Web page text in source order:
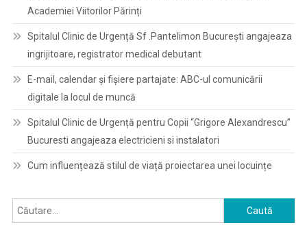
Academiei Viitorilor Părinți
Spitalul Clinic de Urgență Sf .Pantelimon București angajeaza
ingrijitoare, registrator medical debutant
E-mail, calendar şi fişiere partajate: ABC-ul comunicării
digitale la locul de muncă
Spitalul Clinic de Urgență pentru Copii “Grigore Alexandrescu”
Bucuresti angajeaza electricieni si instalatori
Cum influențează stilul de viață proiectarea unei locuințe
Caută
după: